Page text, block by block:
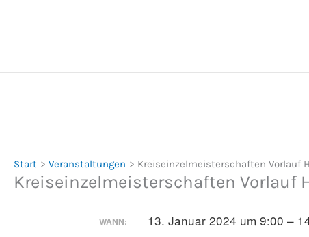
Start Veranstaltungen Kreiseinzelmeisterschaften Vorlauf
Kreiseinzelmeisterschaften Vorlauf
WANN: 13. Januar 2024 um 9:00 –